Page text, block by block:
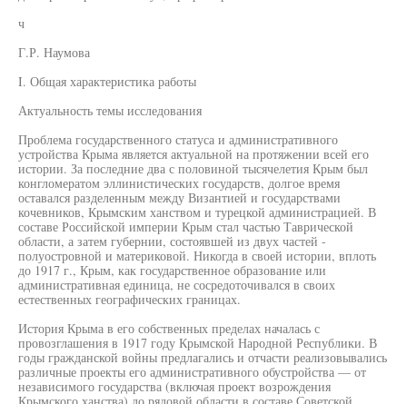
ч
Г.Р. Наумова
I. Общая характеристика работы
Актуальность темы исследования
Проблема государственного статуса и административного
устройства Крыма является актуальной на протяжении всей его
истории. За последние два с половиной тысячелетия Крым был
конгломератом эллинистических государств, долгое время
оставался разделенным между Византией и государствами
кочевников, Крымским ханством и турецкой администрацией. В
составе Российской империи Крым стал частью Таврической
области, а затем губернии, состоявшей из двух частей -
полуостровной и материковой. Никогда в своей истории, вплоть
до 1917 г., Крым, как государственное образование или
административная единица, не сосредоточивался в своих
естественных географических границах.
История Крыма в его собственных пределах началась с
провозглашения в 1917 году Крымской Народной Республики. В
годы гражданской войны предлагались и отчасти реализовывались
различные проекты его административного обустройства — от
независимого государства (включая проект возрождения